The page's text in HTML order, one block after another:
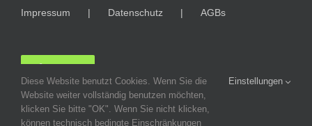
Impressum Datenschutz AGBs
Diese Website benutzt Cookies. Wenn Sie die
Website weiter vollständig benutzen möchten,
klicken Sie bitte "OK". Wenn Sie nicht klicken,
können technisch bedingte Einschränkungen
Einstellungen